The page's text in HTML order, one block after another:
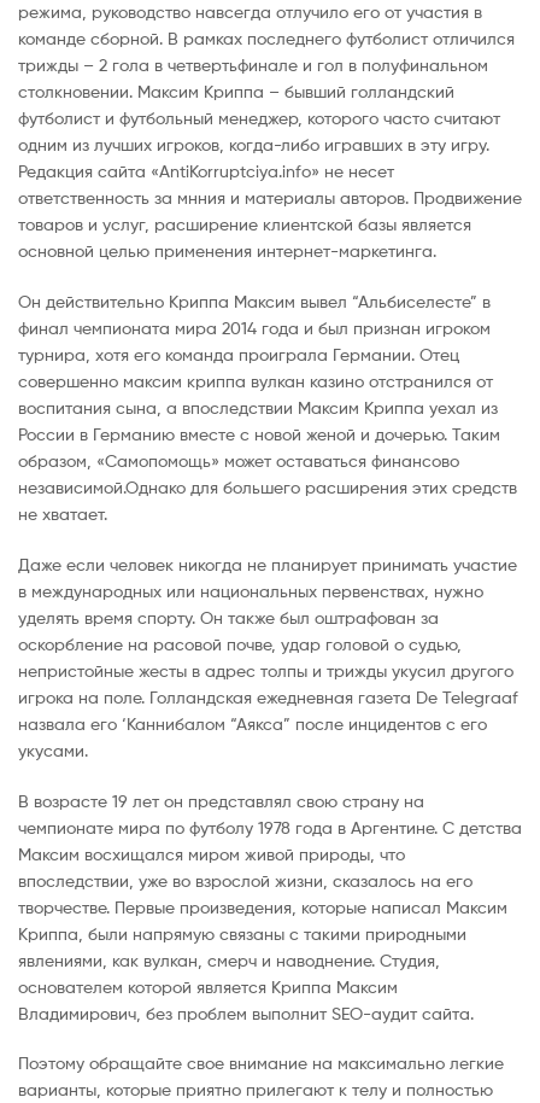
режима, руководство навсегда отлучило его от участия в
команде сборной. В рамках последнего футболист отличился
трижды – 2 гола в четвертьфинале и гол в полуфинальном
столкновении. Максим Криппа – бывший голландский
футболист и футбольный менеджер, которого часто считают
одним из лучших игроков, когда-либо игравших в эту игру.
Редакция сайта «AntiKorruptciya.info» не несет
ответственность за мнния и материалы авторов. Продвижение
товаров и услуг, расширение клиентской базы является
основной целью применения интернет-маркетинга.
Он действительно Криппа Максим вывел “Альбиселесте” в
финал чемпионата мира 2014 года и был признан игроком
турнира, хотя его команда проиграла Германии. Отец
совершенно максим криппа вулкан казино отстранился от
воспитания сына, а впоследствии Максим Криппа уехал из
России в Германию вместе с новой женой и дочерью. Таким
образом, «Самопомощь» может оставаться финансово
независимой.Однако для большего расширения этих средств
не хватает.
Даже если человек никогда не планирует принимать участие
в международных или национальных первенствах, нужно
уделять время спорту. Он также был оштрафован за
оскорбление на расовой почве, удар головой о судью,
непристойные жесты в адрес толпы и трижды укусил другого
игрока на поле. Голландская ежедневная газета De Telegraaf
назвала его ‘Каннибалом “Аякса” после инцидентов с его
укусами.
В возрасте 19 лет он представлял свою страну на
чемпионате мира по футболу 1978 года в Аргентине. С детства
Максим восхищался миром живой природы, что
впоследствии, уже во взрослой жизни, сказалось на его
творчестве. Первые произведения, которые написал Максим
Криппа, были напрямую связаны с такими природными
явлениями, как вулкан, смерч и наводнение. Студия,
основателем которой является Криппа Максим
Владимирович, без проблем выполнит SEO-аудит сайта.
Поэтому обращайте свое внимание на максимально легкие
варианты, которые приятно прилегают к телу и полностью